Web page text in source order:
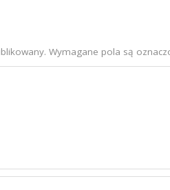
Wymagane pola są